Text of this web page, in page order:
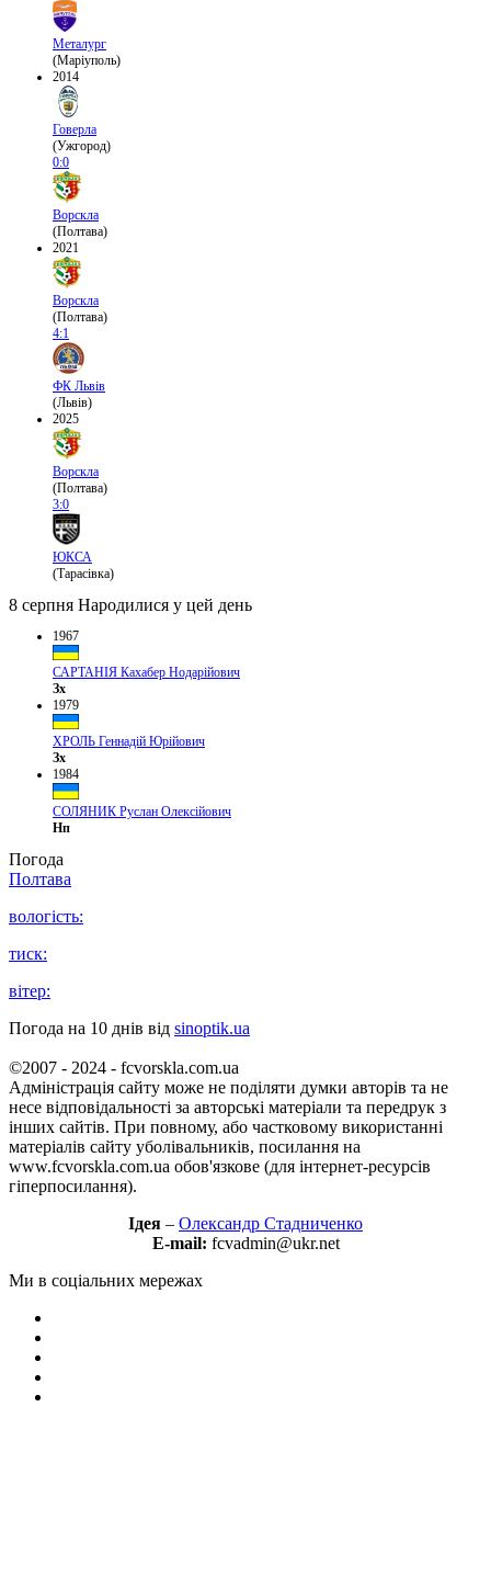
Металург
(Маріуполь)
2014
Говерла
(Ужгород)
0:0
Ворскла
(Полтава)
2021
Ворскла
(Полтава)
4:1
ФК Львів
(Львів)
2025
Ворскла
(Полтава)
3:0
ЮКСА
(Тарасівка)
8 серпня Народилися у цей день
1967
САРТАНІЯ Кахабер Нодарійович
Зх
1979
ХРОЛЬ Геннадій Юрійович
Зх
1984
СОЛЯНИК Руслан Олексійович
Нп
Погода
Полтава
вологість:
тиск:
вітер:
Погода на 10 днів від sinoptik.ua
©2007 - 2024 - fcvorskla.com.ua
Адміністрація сайту може не поділяти думки авторів та не
несе відповідальності за авторські матеріали та передрук з
інших сайтів. При повному, або частковому використанні
матеріалів сайту уболівальників, посилання на
www.fcvorskla.com.ua обов'язкове (для інтернет-ресурсів
гіперпосилання).
Ідея – Олександр Стадниченко
E-mail: fcvadmin@ukr.net
Ми в соціальних мережах